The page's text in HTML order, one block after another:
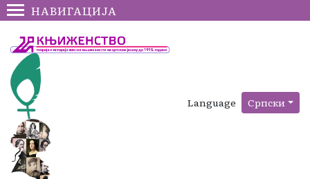
НАВИГАЦИЈА
Language Српски